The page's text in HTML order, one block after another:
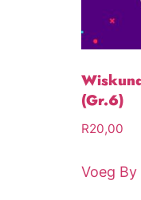
(Gr.6)
R20,00
Voeg